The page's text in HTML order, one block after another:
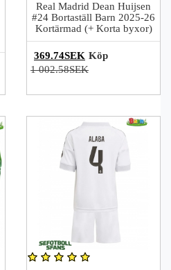
Real Madrid Dean Huijsen
#24 Bortaställ Barn 2025-26
Kortärmad (+ Korta byxor)
369.74SEK
1 002.58SEK
Köp